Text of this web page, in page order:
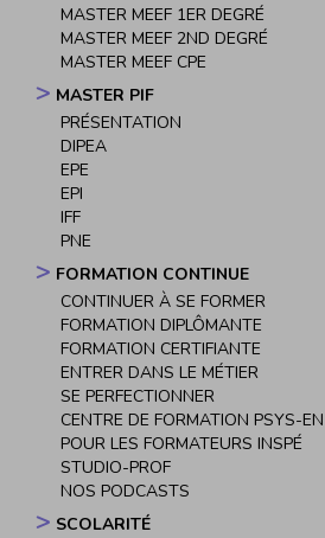
MASTER MEEF 1ER DEGRÉ
MASTER MEEF 2ND DEGRÉ
MASTER MEEF CPE
MASTER PIF
PRÉSENTATION
DIPEA
EPE
EPI
IFF
PNE
FORMATION CONTINUE
CONTINUER À SE FORMER
FORMATION DIPLÔMANTE
FORMATION CERTIFIANTE
ENTRER DANS LE MÉTIER
SE PERFECTIONNER
CENTRE DE FORMATION PSYS-EN
POUR LES FORMATEURS INSPÉ
STUDIO-PROF
NOS PODCASTS
SCOLARITÉ